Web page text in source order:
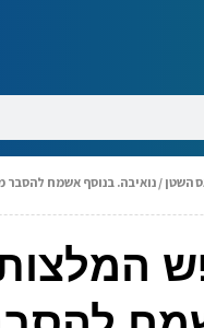
ב3.10.